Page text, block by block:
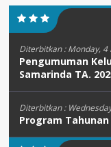
Diterbitkan :Monday, 4
Pengumuman
Samarinda TA.
Diterbitkan :
Program Tahunan